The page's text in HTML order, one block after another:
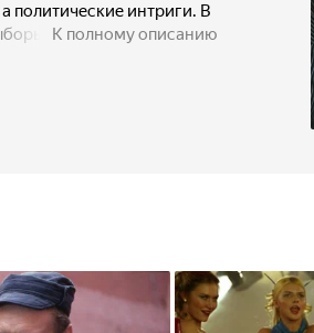
политические интриги. В
мэра. Кандидаты -
московские
К полному описанию